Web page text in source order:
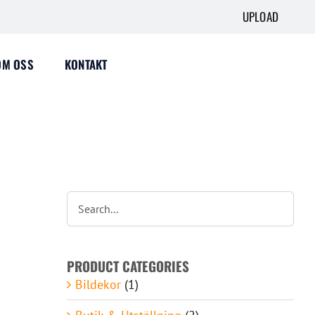
UPLOAD
OSS KONTAKT
PRODUCT CATEGORIES
Bildekor (1)